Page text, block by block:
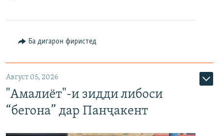
Ба дигарон фиристед
Август 05, 2026
"Амалиёт"-и зидди либоси
“бегона” дар Панҷакент